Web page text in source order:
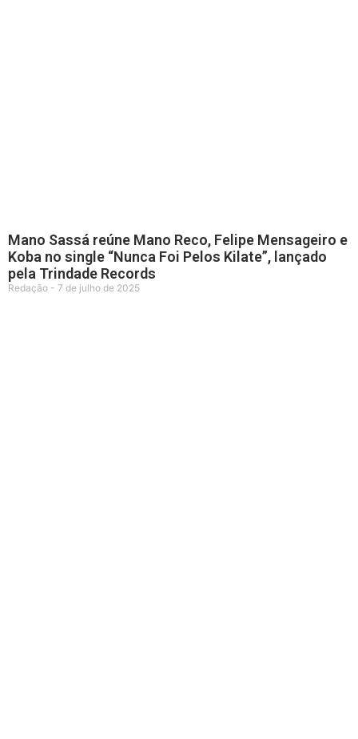
Mano Sassá reúne Mano Reco, Felipe Mensageiro e
Koba no single “Nunca Foi Pelos Kilate”, lançado
pela Trindade Records
Redação 7 de julho de 2025